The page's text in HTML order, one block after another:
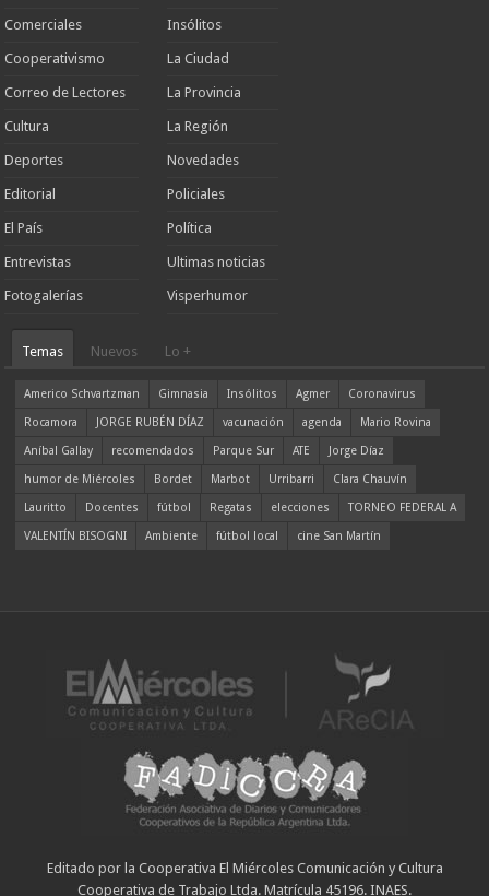
Comerciales
Cooperativismo
Correo de Lectores
Cultura
Deportes
Editorial
El País
Entrevistas
Fotogalerías
Insólitos
La Ciudad
La Provincia
La Región
Novedades
Policiales
Política
Ultimas noticias
Visperhumor
Temas Nuevos Lo +
Americo Schvartzman Gimnasia Insólitos Agmer
Coronavirus
Rocamora
JORGE RUBÉN DÍAZ vacunación agenda
Mario Rovina
Aníbal Gallay
recomendados Parque Sur ATE
Jorge Díaz
humor de Miércoles
Bordet Marbot Urribarri
Clara Chauvín
Lauritto
Docentes fútbol Regatas elecciones
TORNEO FEDERAL A
VALENTÍN BISOGNI
Ambiente fútbol local cine San Martín
Editado por la Cooperativa El Miércoles Comunicación y Cultura
Cooperativa de Trabajo Ltda. Matrícula 45196. INAES.